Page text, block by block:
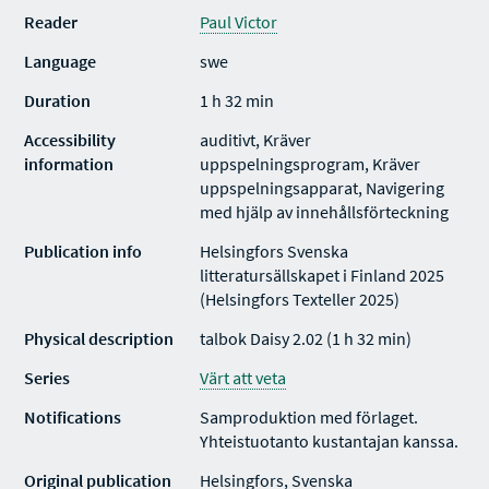
Reader
Paul Victor
Language
swe
Duration
1 h 32 min
Accessibility
information
auditivt, Kräver
uppspelningsprogram, Kräver
uppspelningsapparat, Navigering
med hjälp av innehållsförteckning
Publication info
Helsingfors Svenska
litteratursällskapet i Finland 2025
(Helsingfors Texteller 2025)
Physical description
talbok Daisy 2.02 (1 h 32 min)
Series
Värt att veta
Notifications
Samproduktion med förlaget.
Yhteistuotanto kustantajan kanssa.
Original publication
Helsingfors, Svenska